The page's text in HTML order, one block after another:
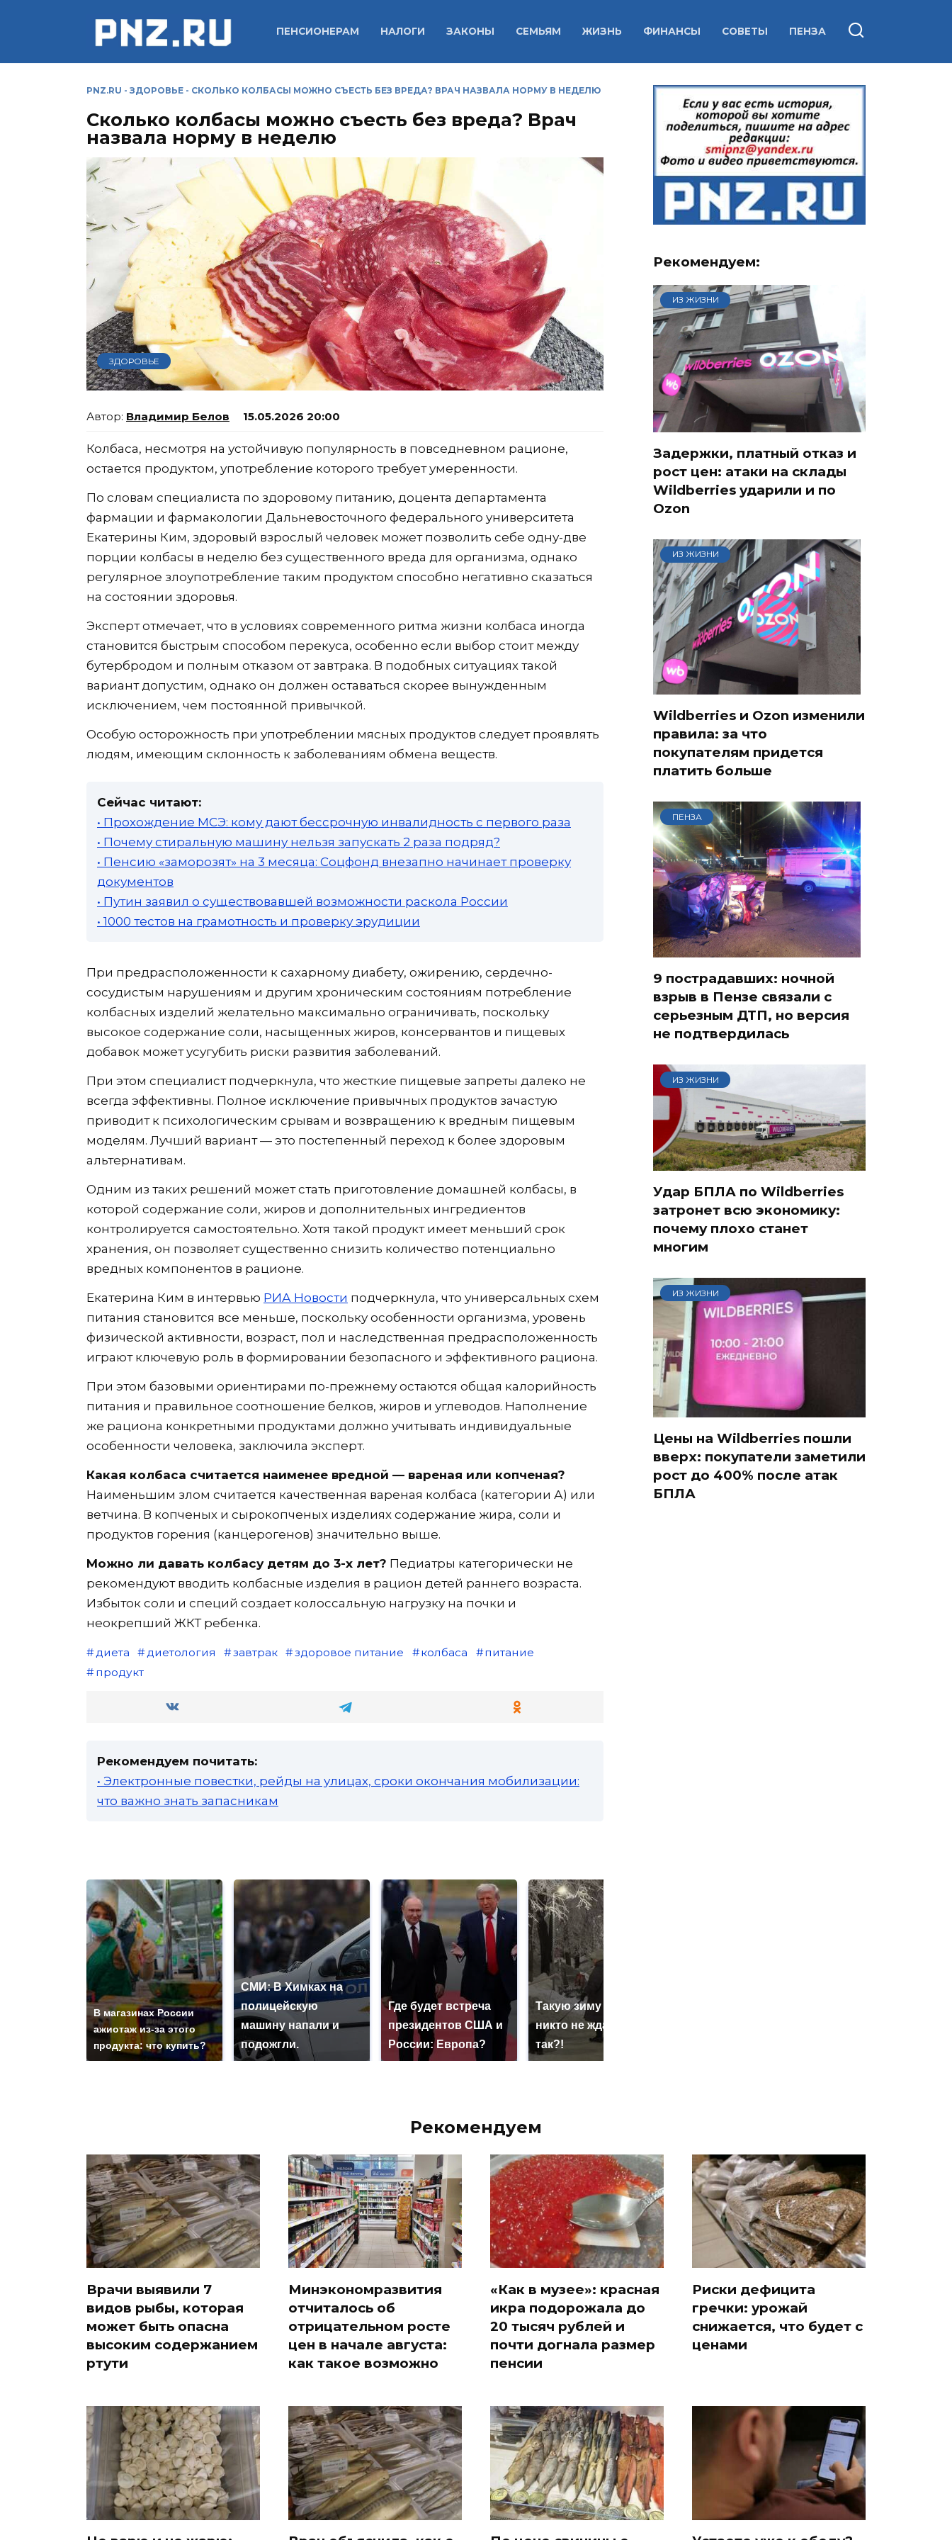
ПЕНСИОНЕРАМ НАЛОГИ ЗАКОНЫ СЕМЬЯМ ЖИЗНЬ ФИНАНСЫ СОВЕТЫ ПЕНЗА
PNZ.RU - ЗДОРОВЬЕ - СКОЛЬКО КОЛБАСЫ МОЖНО СЪЕСТЬ БЕЗ ВРЕДА? ВРАЧ НАЗВАЛА НОРМУ В НЕДЕЛЮ
Сколько колбасы можно съесть без вреда? Врач
назвала норму в неделю
ЗДОРОВЬЕ
Владимир Белов 15.05.2026 20:00
Колбаса, несмотря на устойчивую популярность в повседневном рационе,
остается продуктом, употребление которого требует умеренности.
По словам специалиста по здоровому питанию, доцента департамента
фармации и фармакологии Дальневосточного федерального университета
Екатерины Ким, здоровый взрослый человек может позволить себе одну-две
порции колбасы в неделю без существенного вреда для организма, однако
регулярное злоупотребление таким продуктом способно негативно сказаться
на состоянии здоровья.
Эксперт отмечает, что в условиях современного ритма жизни колбаса иногда
становится быстрым способом перекуса, особенно если выбор стоит между
бутербродом и полным отказом от завтрака. В подобных ситуациях такой
вариант допустим, однако он должен оставаться скорее вынужденным
исключением, чем постоянной привычкой.
Особую осторожность при употреблении мясных продуктов следует проявлять
людям, имеющим склонность к заболеваниям обмена веществ.
Сейчас читают:
• Прохождение МСЭ: кому дают бессрочную инвалидность с первого раза
• Почему стиральную машину нельзя запускать 2 раза подряд?
• Пенсию «заморозят» на 3 месяца: Соцфонд внезапно начинает проверку
документов
• Путин заявил о существовавшей возможности раскола России
• 1000 тестов на грамотность и проверку эрудиции
При предрасположенности к сахарному диабету, ожирению, сердечно-
сосудистым нарушениям и другим хроническим состояниям потребление
колбасных изделий желательно максимально ограничивать, поскольку
высокое содержание соли, насыщенных жиров, консервантов и пищевых
добавок может усугубить риски развития заболеваний.
При этом специалист подчеркнула, что жесткие пищевые запреты далеко не
всегда эффективны. Полное исключение привычных продуктов зачастую
приводит к психологическим срывам и возвращению к вредным пищевым
моделям. Лучший вариант — это постепенный переход к более здоровым
альтернативам.
Одним из таких решений может стать приготовление домашней колбасы, в
которой содержание соли, жиров и дополнительных ингредиентов
контролируется самостоятельно. Хотя такой продукт имеет меньший срок
хранения, он позволяет существенно снизить количество потенциально
вредных компонентов в рационе.
Екатерина Ким в интервью РИА Новости подчеркнула, что универсальных схем
питания становится все меньше, поскольку особенности организма, уровень
физической активности, возраст, пол и наследственная предрасположенность
играют ключевую роль в формировании безопасного и эффективного рациона.
При этом базовыми ориентирами по-прежнему остаются общая калорийность
питания и правильное соотношение белков, жиров и углеводов. Наполнение
же рациона конкретными продуктами должно учитывать индивидуальные
особенности человека, заключила эксперт.
Какая колбаса считается наименее вредной — вареная или копченая?
Наименьшим злом считается качественная вареная колбаса (категории А) или
ветчина. В копченых и сырокопченых изделиях содержание жира, соли и
продуктов горения (канцерогенов) значительно выше.
Можно ли давать колбасу детям до 3-х лет? Педиатры категорически не
рекомендуют вводить колбасные изделия в рацион детей раннего возраста.
Избыток соли и специй создает колоссальную нагрузку на почки и
неокрепший ЖКТ ребенка.
диета диетология завтрак здоровое питание колбаса
питание
продукт
Рекомендуем почитать:
• Электронные повестки, рейды на улицах, сроки окончания мобилизации:
что важно знать запасникам
В магазинах России
ажиотаж из-за этого
продукта: что купить?
СМИ: В Химках на
полицейскую
машину напали и
подожгли.
Где будет встреча
президентов США и
России: Европа?
Такую зиму в России
никто не ждал: как
так?!
Рекомендуем:
ИЗ ЖИЗНИ
Задержки, платный отказ и
рост цен: атаки на склады
Wildberries ударили и по
Ozon
ИЗ ЖИЗНИ
Wildberries и Ozon изменили
правила: за что
покупателям придется
платить больше
ПЕНЗА
9 пострадавших: ночной
взрыв в Пензе связали с
серьезным ДТП, но версия
не подтвердилась
ИЗ ЖИЗНИ
Удар БПЛА по Wildberries
затронет всю экономику:
почему плохо станет
многим
ИЗ ЖИЗНИ
Цены на Wildberries пошли
вверх: покупатели заметили
рост до 400% после атак
БПЛА
Рекомендуем
Врачи выявили 7
видов рыбы, которая
может быть опасна
высоким содержанием
ртути
Минэкономразвития
отчиталось об
отрицательном росте
цен в начале августа:
как такое возможно
«Как в музее»: красная
икра подорожала до
20 тысяч рублей и
почти догнала размер
пенсии
Риски дефицита
гречки: урожай
снижается, что будет с
ценами